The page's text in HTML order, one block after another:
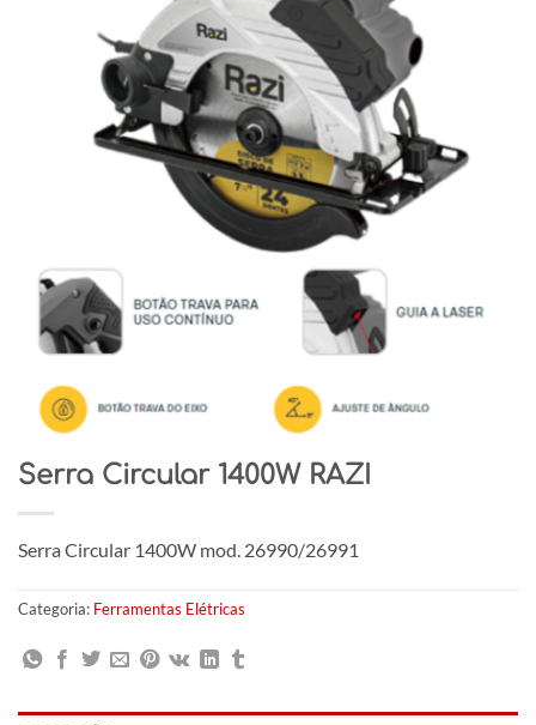
Serra Circular 1400W RAZI
Serra Circular 1400W mod. 26990/26991
Categoria: Ferramentas Elétricas